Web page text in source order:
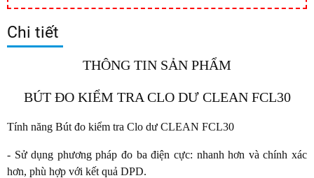
Chi tiết
THÔNG TIN SẢN PHẨM
BÚT ĐO KIỂM TRA CLO DƯ CLEAN FCL30
Tính năng Bút đo kiểm tra Clo dư CLEAN FCL30
- Sử dụng phương pháp đo ba điện cực: nhanh hơn và chính xác
hơn, phù hợp với kết quả DPD.